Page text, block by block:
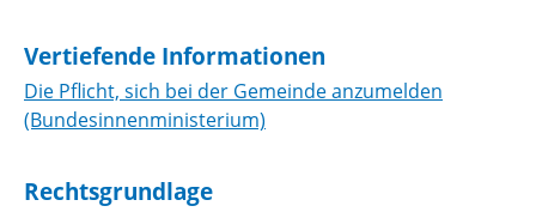
Vertiefende Informationen
Die Pflicht, sich bei der Gemeinde anzumelden
(Bundesinnenministerium)
Rechtsgrundlage